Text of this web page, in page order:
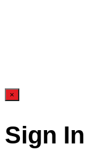
×
Sign In